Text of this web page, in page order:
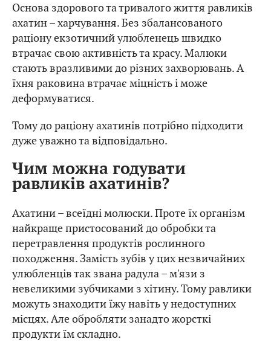
Основа здорового та тривалого життя равликів
ахатин – харчування. Без збалансованого
раціону екзотичний улюбленець швидко
втрачає свою активність та красу. Малюки
стають вразливими до різних захворювань. А
їхня раковина втрачає міцність і може
деформуватися.
Тому до раціону ахатинів потрібно підходити
дуже уважно та відповідально.
Чим можна годувати
равликів ахатинів?
Ахатини – всеїдні молюски. Проте їх організм
найкраще пристосований до обробки та
перетравлення продуктів рослинного
походження. Замість зубів у цих незвичайних
улюбленців так звана радула – м'язи з
невеликими зубчиками з хітину. Тому равлики
можуть знаходити їжу навіть у недоступних
місцях. Але обробляти занадто жорсткі
продукти їм складно.